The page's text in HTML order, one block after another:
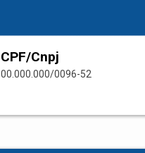
CPF/Cnpj
00.000.000/0096-52